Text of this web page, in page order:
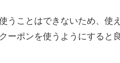
うことはできないため、使
ーポンを使うようにすると